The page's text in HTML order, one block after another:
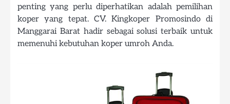
penting yang perlu diperhatikan adalah pemilihan
koper yang tepat. CV. Kingkoper Promosindo di
Manggarai Barat hadir sebagai solusi terbaik untuk
memenuhi kebutuhan koper umroh Anda.